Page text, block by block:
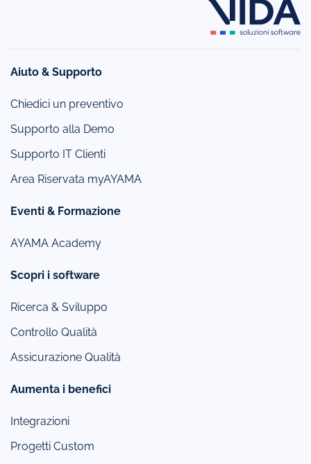
Aiuto & Supporto
Chiedici un preventivo
Supporto alla Demo
Supporto IT Clienti
Area Riservata myAYAMA
Eventi & Formazione
AYAMA Academy
Scopri i software
Ricerca & Sviluppo
Controllo Qualità
Assicurazione Qualità
Aumenta i benefici
Integrazioni
Progetti Custom